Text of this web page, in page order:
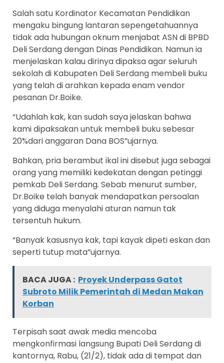
Salah satu Kordinator Kecamatan Pendidikan
mengaku bingung lantaran sepengetahuannya
tidak ada hubungan oknum menjabat ASN di BPBD
Deli Serdang dengan Dinas Pendidikan. Namun ia
menjelaskan kalau dirinya dipaksa agar seluruh
sekolah di Kabupaten Deli Serdang membeli buku
yang telah di arahkan kepada enam vendor
pesanan Dr.Boike.
“Udahlah kak, kan sudah saya jelaskan bahwa
kami dipaksakan untuk membeli buku sebesar
20%dari anggaran Dana BOS”ujarnya.
Bahkan, pria berambut ikal ini disebut juga sebagai
orang yang memiliki kedekatan dengan petinggi
pemkab Deli Serdang. Sebab menurut sumber,
Dr.Boike telah banyak mendapatkan persoalan
yang diduga menyalahi aturan namun tak
tersentuh hukum.
“Banyak kasusnya kak, tapi kayak dipeti eskan dan
seperti tutup mata”ujarnya.
BACA JUGA : Proyek Underpass Gatot
Subroto Milik Pemerintah di Medan Makan
Korban
Terpisah saat awak media mencoba
mengkonfirmasi langsung Bupati Deli Serdang di
kantornya, Rabu, (21/2), tidak ada di tempat dan